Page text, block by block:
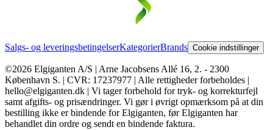
Salgs- og leveringsbetingelserKategorierBrands Cookie indstillinger
©2026 Elgiganten A/S | Arne Jacobsens Allé 16, 2. - 2300
København S. | CVR: 17237977 | Alle rettigheder forbeholdes |
hello@elgiganten.dk | Vi tager forbehold for tryk- og korrekturfejl
samt afgifts- og prisændringer. Vi gør i øvrigt opmærksom på at din
bestilling ikke er bindende for Elgiganten, før Elgiganten har
behandlet din ordre og sendt en bindende faktura.